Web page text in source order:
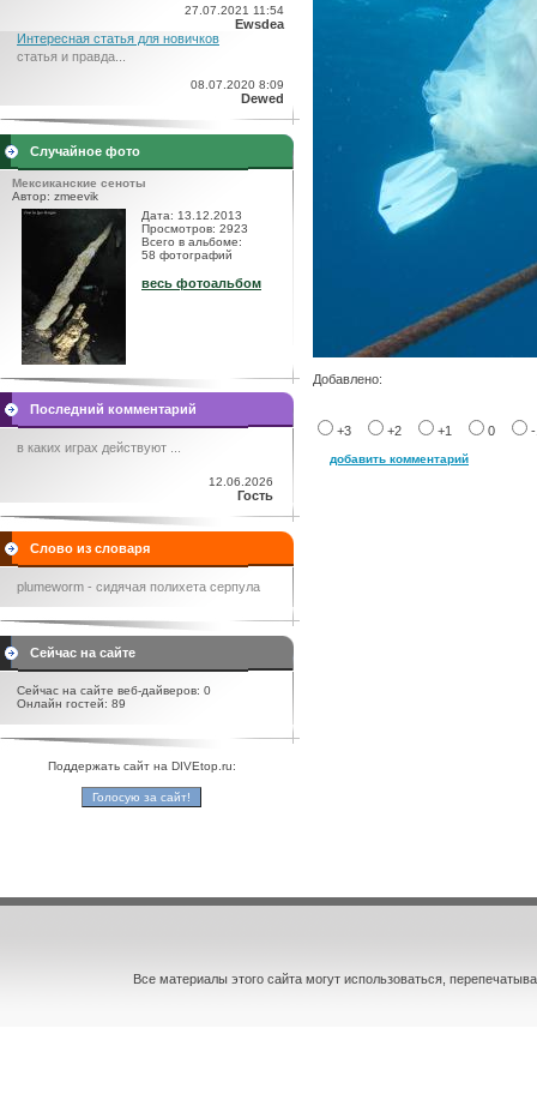
27.07.2021 11:54
Ewsdea
Интересная статья для новичков
статья и правда...
08.07.2020 8:09
Dewed
Случайное фото
Мексиканские сеноты
Автор: zmeevik
Дата: 13.12.2013
Просмотров: 2923
Всего в альбоме:
58 фотографий
весь фотоальбом
Последний комментарий
в каких играх действуют ...
12.06.2026
Гость
Слово из словаря
plumeworm - сидячая полихета серпула
Сейчас на сайте
Сейчас на сайте веб-дайверов: 0
Онлайн гостей: 89
Поддержать сайт на DIVEtop.ru:
Добавлено:
+3 +2 +1 0
добавить комментарий
Все материалы этого сайта могут использоваться,